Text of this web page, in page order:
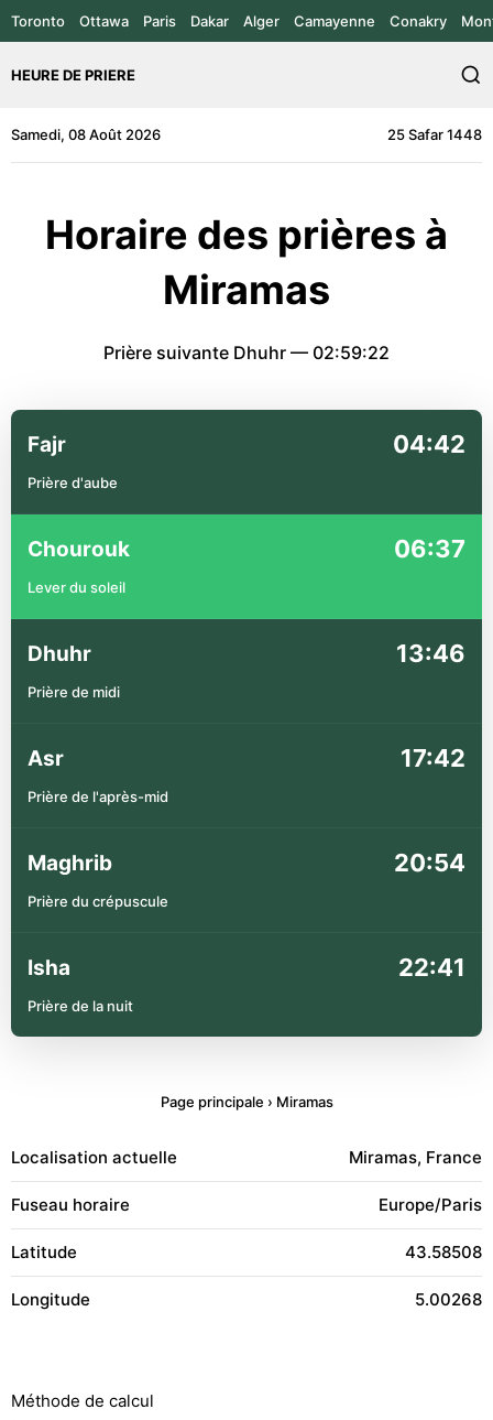
Toronto Ottawa Paris Dakar Alger Camayenne Conakry
HEURE DE PRIERE
Samedi, 08 Août 2026 25 Safar 1448
Horaire des prières à
Miramas
Prière suivante Dhuhr — 02:59:22
Fajr 04:42
Prière d'aube
Chourouk 06:37
Lever du soleil
Dhuhr 13:46
Prière de midi
Asr 17:42
Prière de l'après-mid
Maghrib 20:54
Prière du crépuscule
Isha 22:41
Prière de la nuit
Page principale › Miramas
Localisation actuelle Miramas, France
Fuseau horaire Europe/Paris
Latitude 43.58508
Longitude 5.00268
Méthode de calcul